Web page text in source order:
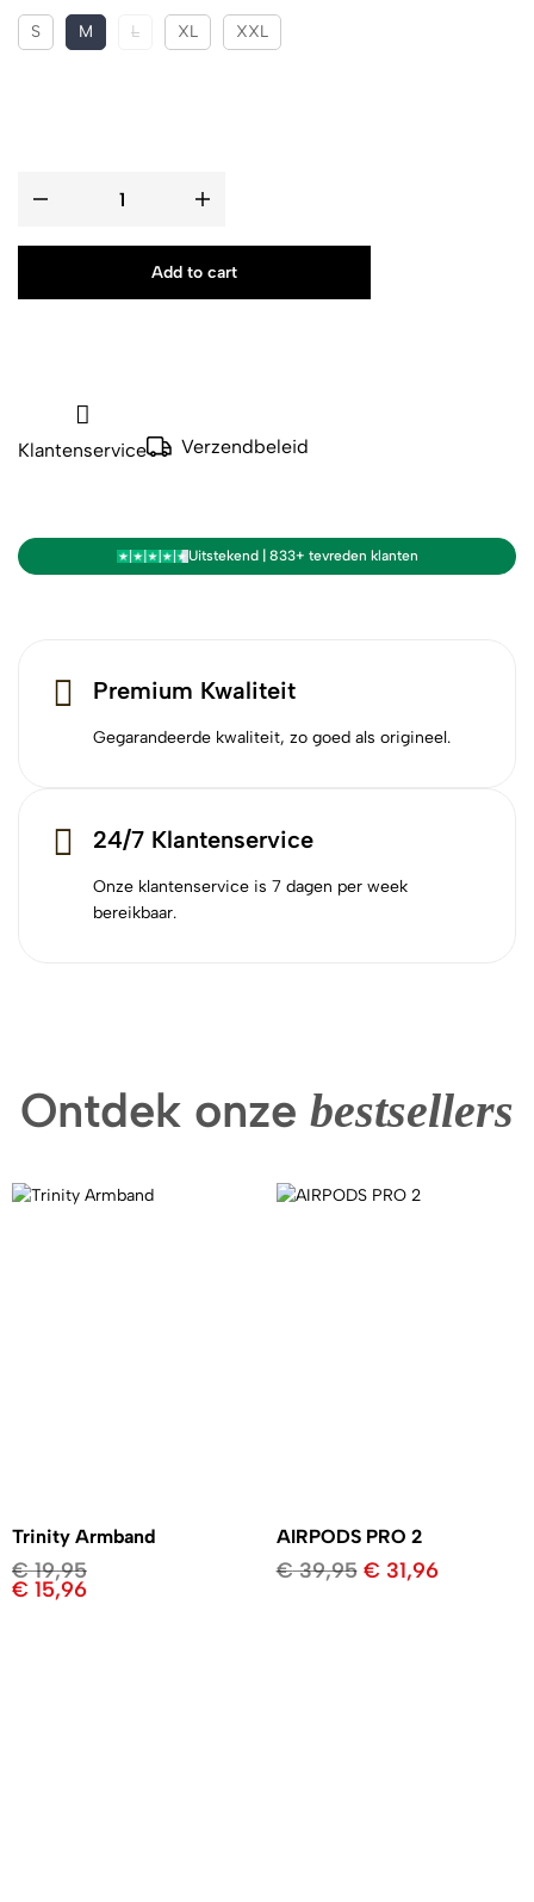
S M L XL XXL
Add to cart
Klantenservice Verzendbeleid
Uitstekend | 833+ tevreden klanten
Premium Kwaliteit
Gegarandeerde kwaliteit, zo goed als origineel.
24/7 Klantenservice
Onze klantenservice is 7 dagen per week
bereikbaar.
Ontdek onze bestsellers
Trinity Armband
€19,95
€ 15,96
AIRPODS PRO 2
€39,95 € 31,96